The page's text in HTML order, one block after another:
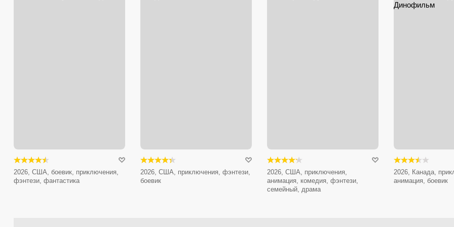
2026, США, боевик, приключения,
фэнтези, фантастика
2026, США, приключения, фэнтези,
боевик
2026, США, приключения,
анимация, комедия, фэнтези,
семейный, драма
2026, Канада,
анимация, боевик